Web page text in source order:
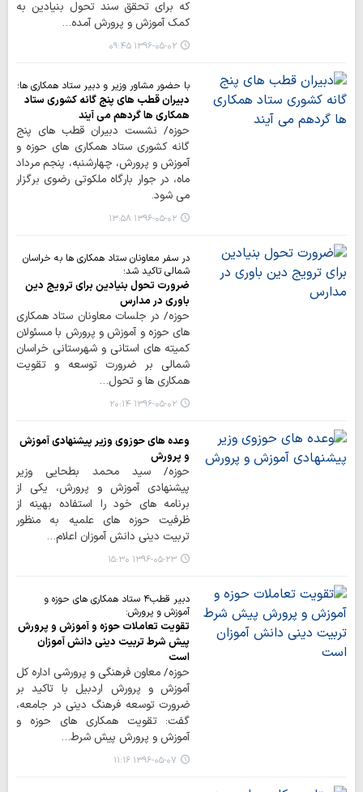
که برای تحقق سند تحول بنیادین به
کمک آموزش و پرورش آمده…
۱۳۹۶-۰۵-۰۲ ۰۹:۴۵
با حضور مشاور وزیر و دبیر ستاد همکاری ها؛
دبیران قطب های پنج گانه کشوری ستاد
همکاری ها گردهم می آیند
حوزه/ نشست دبیران قطب های پنج
گانه کشوری ستاد همکاری های حوزه و
آموزش و پرورش، چهارشنبه، پنجم مرداد
ماه، در جوار بارگاه ملکوتی رضوی برگزار
می شود.
۱۳۹۶-۰۵-۰۲ ۱۳:۵۸
در سفر معاونان ستاد همکاری ها به خراسان
شمالی تاکید شد؛
ضرورت تحول بنیادین برای ترویج دین
باوری در مدارس
حوزه/ در جلسات معاونان ستاد همکاری
های حوزه و آموزش و پرورش با مسئولان
کمیته های استانی و شهرستانی خراسان
شمالی بر ضرورت توسعه و تقویت
همکاری ها و تحول…
۱۳۹۶-۰۵-۰۲ ۲۰:۱۴
وعده های حوزوی وزیر پیشنهادی آموزش
و پرورش
حوزه/ سید محمد بطحایی وزیر
پیشنهادی آموزش و پرورش، یکی از
برنامه های خود را استفاده بهینه از
ظرفیت حوزه های علمیه به منظور
تربیت دینی دانش آموزان اعلام…
۱۳۹۶-۰۵-۲۳ ۱۵:۳۰
دبیر قطب۴ ستاد همکاری های حوزه و
آموزش و پرورش:
تقویت تعاملات حوزه و آموزش و پرورش
پیش شرط تربیت دینی دانش آموزان
است
حوزه/ معاون فرهنگی و پرورشی اداره کل
آموزش و پرورش اردبیل با تاکید بر
ضرورت توسعه فرهنگ دینی در جامعه،
گفت: تقویت همکاری های حوزه و
آموزش و پرورش پیش شرط…
۱۳۹۶-۰۵-۰۷ ۱۱:۱۶